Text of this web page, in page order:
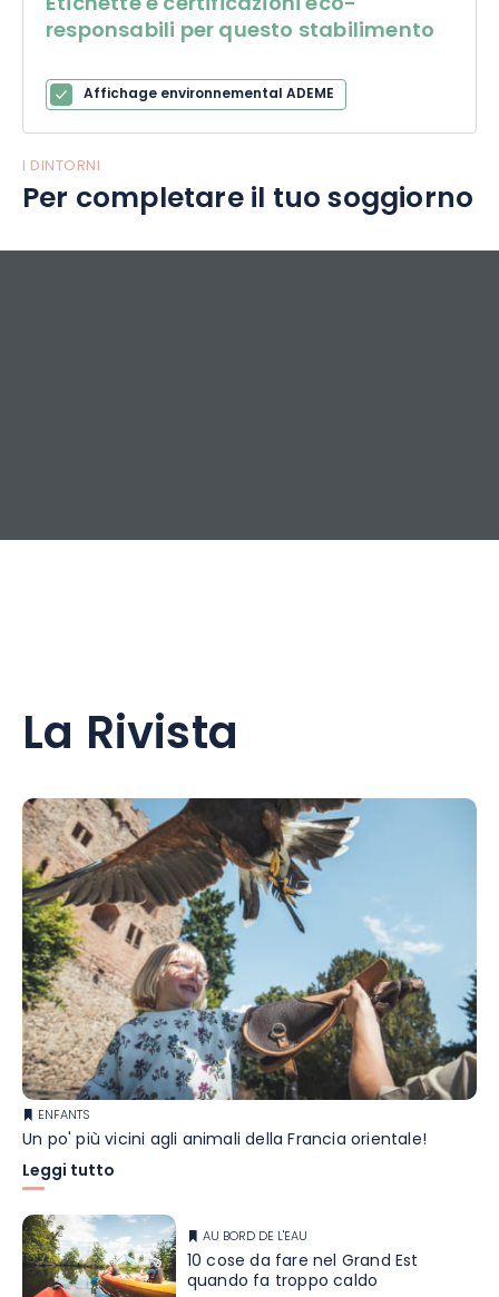
responsabili per questo stabilimento
Affichage environnemental ADEME
I DINTORNI
Per completare il tuo soggiorno
La Rivista
ENFANTS
Un po' più vicini agli animali della Francia orientale!
Leggi tutto
AU BORD DE L'EAU
10 cose da fare nel Grand Est
quando fa troppo caldo